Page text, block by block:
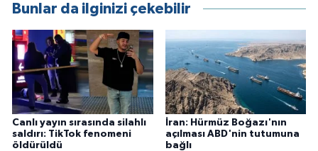
Bunlar da ilginizi çekebilir
Canlı yayın sırasında silahlı
saldırı: TikTok fenomeni
öldürüldü
İran: Hürmüz Boğazı'nın
açılması ABD'nin tutumuna
bağlı